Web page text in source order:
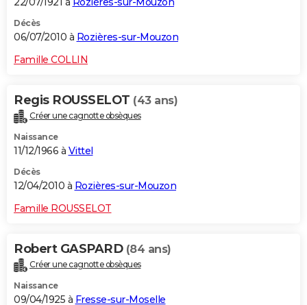
Décès
06/07/2010 à Rozières-sur-Mouzon
Famille COLLIN
Regis ROUSSELOT (43 ans)
Créer une cagnotte obsèques
Naissance
11/12/1966 à Vittel
Décès
12/04/2010 à Rozières-sur-Mouzon
Famille ROUSSELOT
Robert GASPARD (84 ans)
Créer une cagnotte obsèques
Naissance
09/04/1925 à Fresse-sur-Moselle